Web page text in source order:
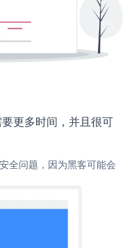
更多时间，并且很可
全问题，因为黑客可能会